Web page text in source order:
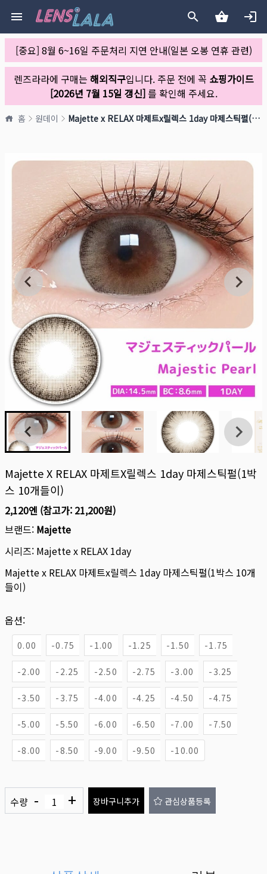
[중요] 8월 6~16일 주문처리 지연 안내(일본 오봉 연휴 관련)
렌즈라라에 구매는 해외직구입니다. 주문 전에 꼭 쇼핑가이드
[2026년 7월 15일 갱신]를 확인해 주세요.
홈 원데이 Majette x RELAX 마제트x릴렉스 1day 마제스틱펄(1박스 10개들이)
Majette X RELAX 마제트x릴렉스 1day 마제스틱펄(1박
스 10개들이)
2,120엔 (참고가: 21,200원)
브랜드: Majette
시리즈: Majette x RELAX 1day
Majette x RELAX 마제트x릴렉스 1day 마제스틱펄(1박스 10개
들이)
옵션:
0.00 -0.75 -1.00 -1.25 -1.50 -1.75
-2.00 -2.25 -2.50 -2.75 -3.00 -3.25
-3.50 -3.75 -4.00 -4.25 -4.50 -4.75
-5.00 -5.50 -6.00 -6.50 -7.00 -7.50
-8.00 -8.50 -9.00 -9.50 -10.00
수량 - + 장바구니추가 관심상품등록